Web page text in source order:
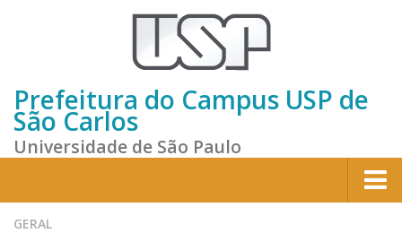
Prefeitura do Campus USP de
São Carlos
Universidade de São Paulo
Home
GERAL